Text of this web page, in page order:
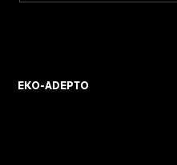
Zateplení fasády:
EKO-ADEPTO